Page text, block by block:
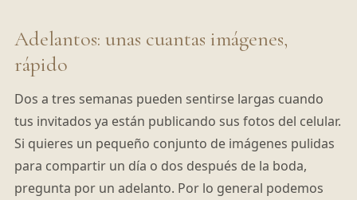
Adelantos: unas cuantas imágenes,
rápido
Dos a tres semanas pueden sentirse largas cuando
tus invitados ya están publicando sus fotos del celular.
Si quieres un pequeño conjunto de imágenes pulidas
para compartir un día o dos después de la boda,
pregunta por un adelanto. Por lo general podemos